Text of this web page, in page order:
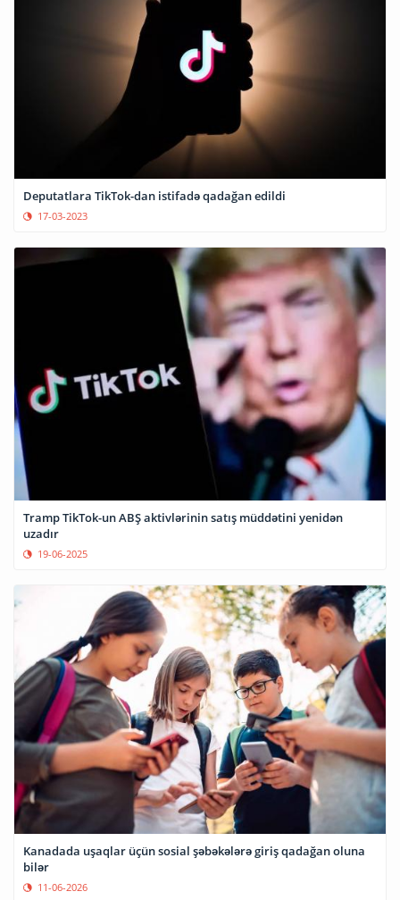
Deputatlara TikTok-dan istifadə qadağan edildi
17-03-2023
Tramp TikTok-un ABŞ aktivlərinin satış müddətini yenidən
uzadır
19-06-2025
Kanadada uşaqlar üçün sosial şəbəkələrə giriş qadağan oluna
bilər
11-06-2026